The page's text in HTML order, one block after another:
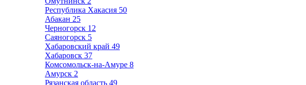
Республика Хакасия 50
Абакан 25
Черногорск 12
Саяногорск 5
Хабаровский край 49
Хабаровск 37
Комсомольск-на-Амуре 8
Амурск 2
Рязанская область 49